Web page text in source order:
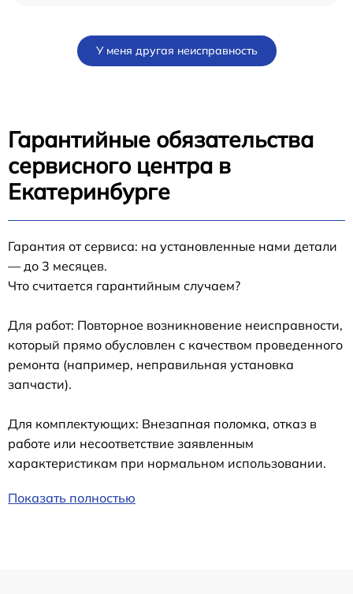
У меня другая неисправность
Гарантийные обязательства
сервисного центра в
Екатеринбурге
Гарантия от сервиса: на установленные нами детали
— до 3 месяцев.
Что считается гарантийным случаем?
Для работ: Повторное возникновение неисправности,
который прямо обусловлен с качеством проведенного
ремонта (например, неправильная установка
запчасти).
Для комплектующих: Внезапная поломка, отказ в
работе или несоответствие заявленным
характеристикам при нормальном использовании.
Показать полностью